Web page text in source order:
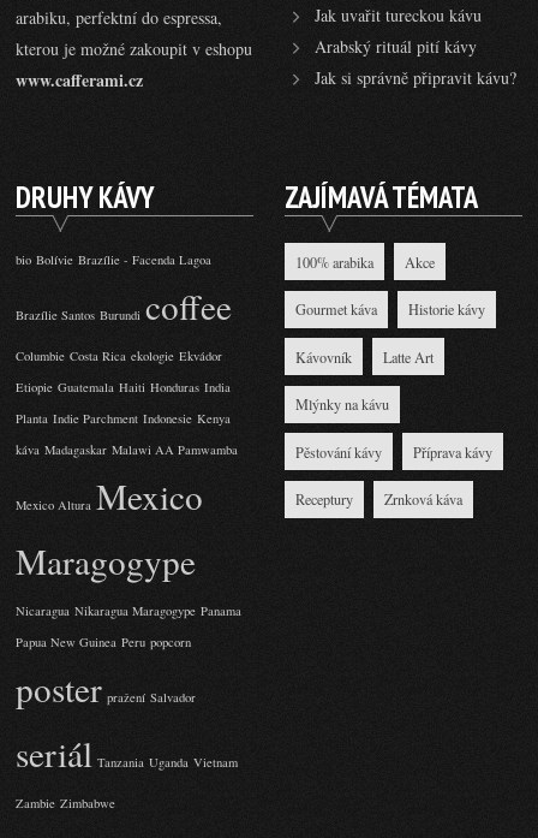
arabiku, perfektní do espressa,
kterou je možné zakoupit v eshopu
www.cafferami.cz
Jak uvařit tureckou kávu
Arabský rituál pití kávy
Jak si správně připravit kávu?
DRUHY KÁVY
bio Bolívie Brazílie - Facenda Lagoa
Brazílie Santos Burundi coffee
Columbie Costa Rica ekologie Ekvádor
Etiopie Guatemala Haiti Honduras India
Planta Indie Parchment Indonesie Kenya
káva Madagaskar Malawi AA Pamwamba
Mexico Altura Mexico
Maragogype
Nicaragua Nikaragua Maragogype Panama
Papua New Guinea Peru popcorn
poster pražení Salvador
seriál Tanzania Uganda Vietnam
Zambie Zimbabwe
ZAJÍMAVÁ TÉMATA
100% arabika Akce
Gourmet káva Historie kávy
Kávovník Latte Art
Mlýnky na kávu
Pěstování kávy Příprava kávy
Receptury Zrnková káva